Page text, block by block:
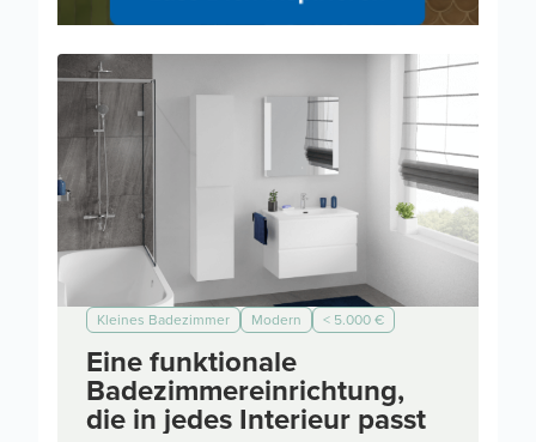
Kleines Badezimmer Modern
< 5.000 €
< 7.000 €
< 10.000 €
Eine funktionale
Badezimmereinrichtung,
die in jedes Interieur passt